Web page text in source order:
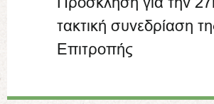
τακτική συνεδρίαση
Επιτροπής